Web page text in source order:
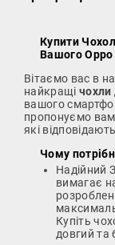
Купити
Вашого Oppo
Вітаємо вас в
найкращі чохли
вашого
пропонуємо вам
які
Чому
Надійний
вимагає
Купіть
довгий та